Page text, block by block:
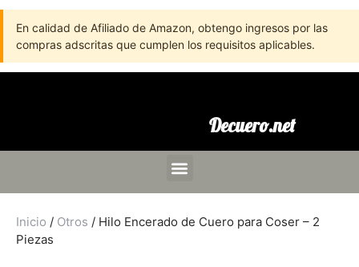
En calidad de Afiliado de Amazon, obtengo ingresos por las
compras adscritas que cumplen los requisitos aplicables.
Decuero.net
Inicio / Otros / Hilo Encerado de Cuero para Coser – 2
Piezas